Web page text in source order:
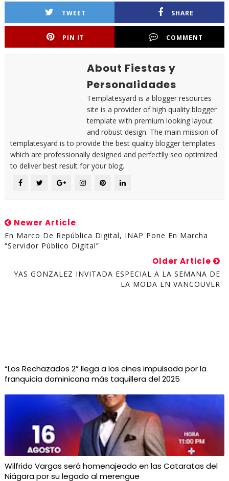
TWEET SHARE
PIN IT COMMENT
About Fiestas y
Personalidades
Templatesyard is a blogger resources
site is a provider of high quality blogger
template with premium looking layout
and robust design. The main mission of
templatesyard is to provide the best quality blogger templates
which are professionally designed and perfectlly seo optimized
to deliver best result for your blog.
Newer Article
En Marco De República Digital, INAP Pone En Marcha
“Servidor Público Digital”
Older Article
YAS GONZALEZ INVITADA ESPECIAL A LA SEMANA DE
LA MODA EN VANCOUVER
“Los Rechazados 2” llega a los cines impulsada por la
franquicia dominicana más taquillera del 2025
Wilfrido Vargas será homenajeado en las Cataratas del
Niágara por su legado al merengue